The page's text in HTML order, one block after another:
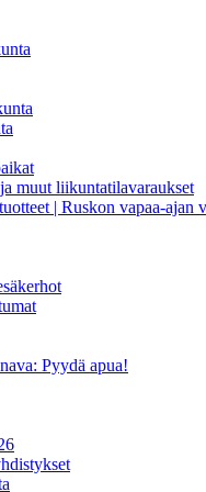
muut liikuntatilavaraukset
| Ruskon vapaa-ajan
Pyydä apua!